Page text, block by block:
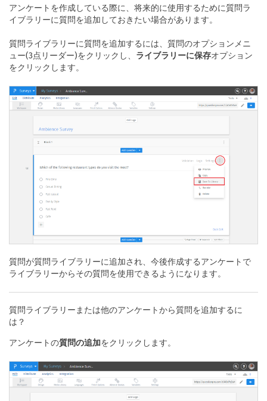
アンケートを作成している際に、将来的に使用するために質問ラ
イブラリーに質問を追加しておきたい場合があります。
質問ライブラリーに質問を追加するには、質問のオプションメニ
ュー(3点リーダー)をクリックし、 ライブラリーに保存オプション
をクリックします。
質問が質問ライブラリーに追加され、今後作成するアンケートで
ライブラリーからその質問を使用できるようになります。
質問ライブラリーまたは他のアンケートから質問を追加するに
は？
アンケートの質問の追加をクリックします。